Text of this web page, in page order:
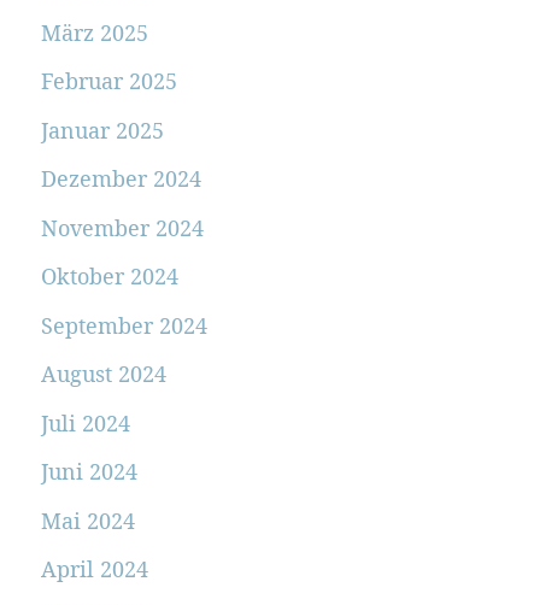
März 2025
Februar 2025
Januar 2025
Dezember 2024
November 2024
Oktober 2024
September 2024
August 2024
Juli 2024
Juni 2024
Mai 2024
April 2024